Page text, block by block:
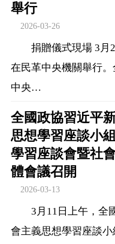
舉行
2026-03-26
捐贈儀式現場 3月
在民革中央機關舉行
中央…
全國政協習近平
思想學習座談小
學習座談會暨社
體會議召開
2026-03-13
3月11日上午，全
會主義思想學習座談